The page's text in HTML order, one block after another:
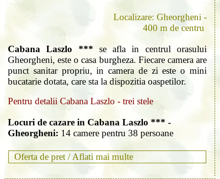
Localizare: Gheorgheni -
400 m de centru
Cabana Laszlo *** se afla in centrul orasului
Gheorgheni, este o casa burgheza. Fiecare camera are
punct sanitar propriu, in camera de zi este o mini
bucatarie dotata, care sta la dispozitia oaspetilor.
Pentru detalii Cabana Laszlo - trei stele
Locuri de cazare in Cabana Laszlo *** -
Gheorgheni: 14 camere pentru 38 persoane
Oferta de pret / Aflati mai multe